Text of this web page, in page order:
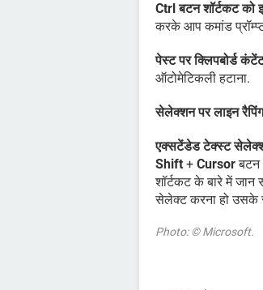
Ctrl बटन शॉर्टकट को
करके आप कमांड
पेस्ट पर क्लिपबोर्ड
ऑटोमेटिकली हटाना.
सेलेक्शन पर लाइन
एक्सटेंडेड टेक्स्ट
Shift + Cursorबटन
शॉर्टकट के बारे में
सेलेक्ट करना हो उसके
Photo: © Microsoft.